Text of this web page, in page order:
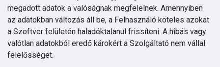
megadott adatok a valóságnak megfelelnek. Amennyiben
az adatokban változás áll be, a Felhasználó köteles azokat
a Szoftver felületén haladéktalanul frissíteni. A hibás vagy
valótlan adatokból eredő károkért a Szolgáltató nem vállal
felelősséget.